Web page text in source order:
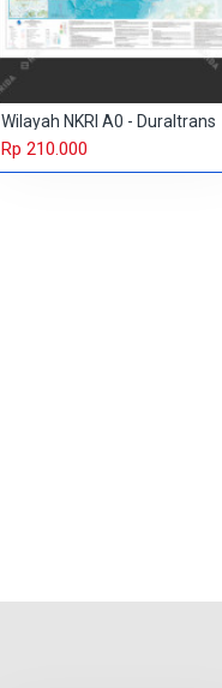
Wilayah NKRI A0 - Duraltrans
Rp 210.000